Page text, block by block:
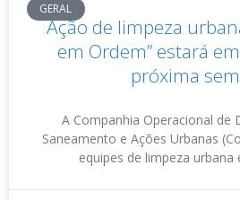
GERAL
Ação de limpeza
em Ordem” estará
próxima
A Companhia Operacional de
Saneamento e Ações Urbanas
equipes de limpeza urbana